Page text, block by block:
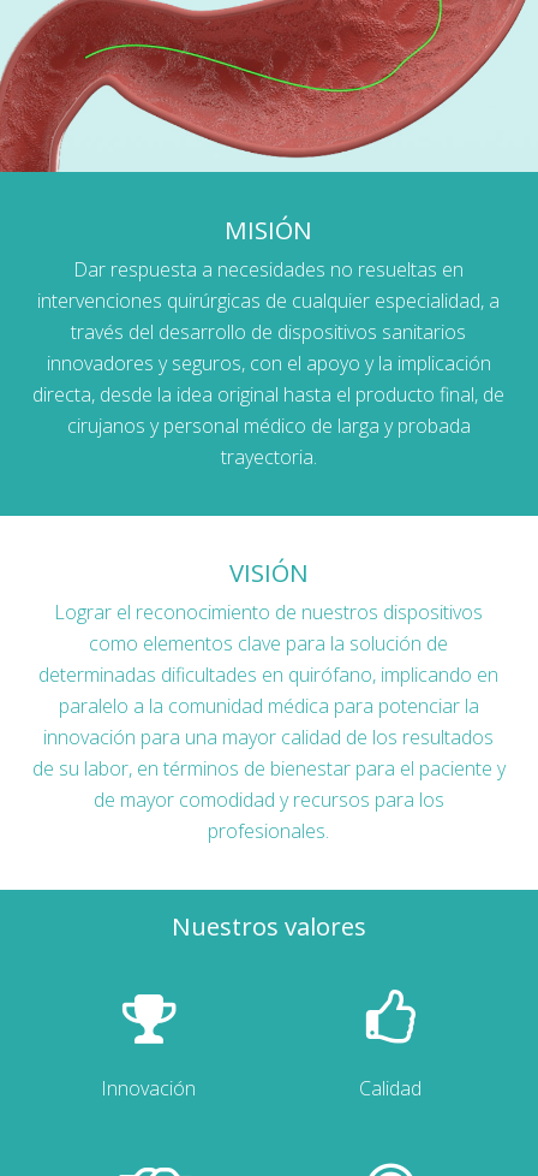
MISIÓN
Dar respuesta a necesidades no resueltas en
intervenciones quirúrgicas de cualquier especialidad, a
través del desarrollo de dispositivos sanitarios
innovadores y seguros, con el apoyo y la implicación
directa, desde la idea original hasta el producto final, de
cirujanos y personal médico de larga y probada
trayectoria.
VISIÓN
Lograr el reconocimiento de nuestros dispositivos
como elementos clave para la solución de
determinadas dificultades en quirófano, implicando en
paralelo a la comunidad médica para potenciar la
innovación para una mayor calidad de los resultados
de su labor, en términos de bienestar para el paciente y
de mayor comodidad y recursos para los
profesionales.
Nuestros valores
Innovación Calidad